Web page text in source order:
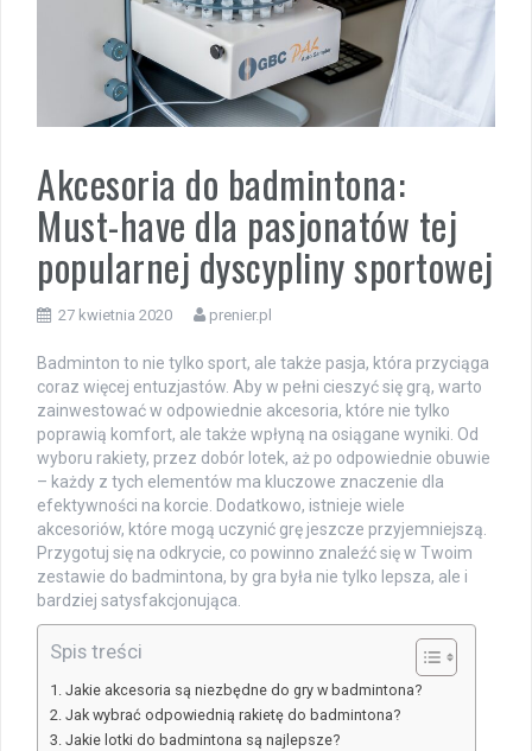
Akcesoria do badmintona:
Must-have dla pasjonatów tej
popularnej dyscypliny sportowej
27 kwietnia 2020 prenier.pl
Badminton to nie tylko sport, ale także pasja, która przyciąga
coraz więcej entuzjastów. Aby w pełni cieszyć się grą, warto
zainwestować w odpowiednie akcesoria, które nie tylko
poprawią komfort, ale także wpłyną na osiągane wyniki. Od
wyboru rakiety, przez dobór lotek, aż po odpowiednie obuwie
– każdy z tych elementów ma kluczowe znaczenie dla
efektywności na korcie. Dodatkowo, istnieje wiele
akcesoriów, które mogą uczynić grę jeszcze przyjemniejszą.
Przygotuj się na odkrycie, co powinno znaleźć się w Twoim
zestawie do badmintona, by gra była nie tylko lepsza, ale i
bardziej satysfakcjonująca.
Spis treści
Jakie akcesoria są niezbędne do gry w badmintona?
Jak wybrać odpowiednią rakietę do badmintona?
Jakie lotki do badmintona są najlepsze?